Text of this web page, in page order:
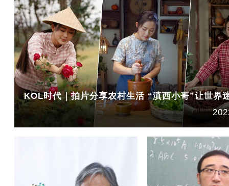
KOL时代｜拍片分享农村生活 “滇西小哥”让世界